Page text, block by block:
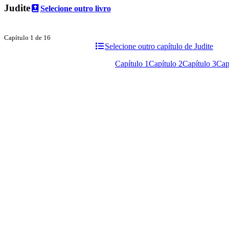
Judite Selecione outro livro
Capítulo 1 de 16
Selecione outro capítulo de Judite
Capítulo 1Capítulo 2Capítulo 3